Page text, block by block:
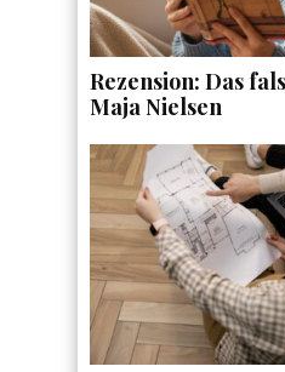
Rezension: Das
Maja Nielsen